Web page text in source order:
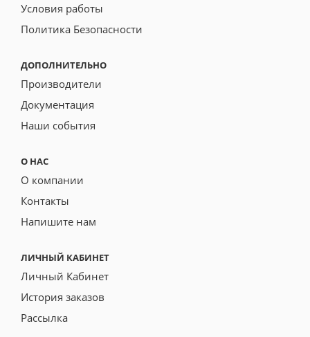
Условия работы
Политика Безопасности
ДОПОЛНИТЕЛЬНО
Производители
Документация
Наши события
О НАС
О компании
Контакты
Напишите нам
ЛИЧНЫЙ КАБИНЕТ
Личный Кабинет
История заказов
Рассылка